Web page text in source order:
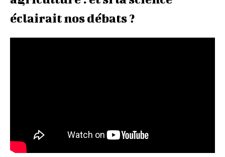
éclairait nos débats ?